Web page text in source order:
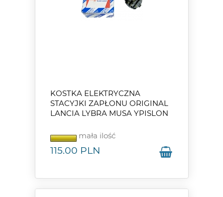
KOSTKA ELEKTRYCZNA
STACYJKI ZAPŁONU ORIGINAL
LANCIA LYBRA MUSA YPISLON
mała ilość
115.00 PLN